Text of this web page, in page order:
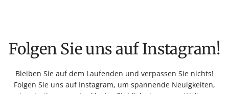
Folgen Sie uns auf Instagram!
Bleiben Sie auf dem Laufenden und verpassen Sie nichts!
Folgen Sie uns auf Instagram, um spannende Neuigkeiten,